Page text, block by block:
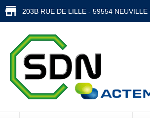
203B RUE DE LILLE - 59554 NEUVILLE